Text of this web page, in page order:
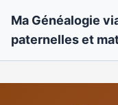
Ma Généalogie
paternelles et